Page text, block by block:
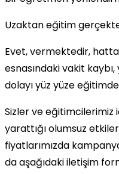
Uzaktan eğitim
Evet, vermektedir,
esnasındaki vakit
dolayı yüz yüze
Sizler ve eğitimcilerimiz
yarattığı olumsuz
fiyatlarımızda
da aşağıdaki iletişim